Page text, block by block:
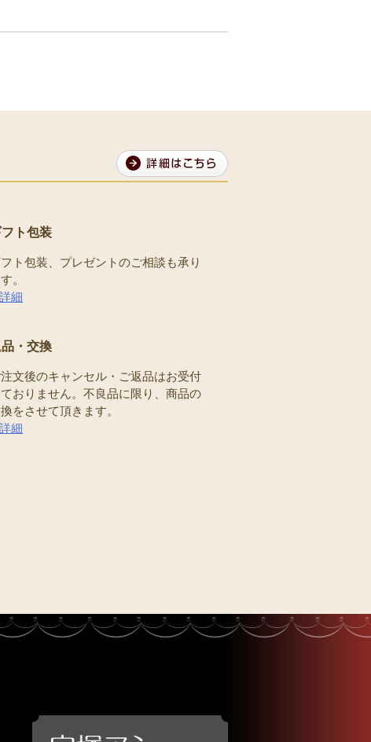
フト包装
ト包装、プレゼントのご相談も承り
。
詳細
・交換
注文後のキャンセル・ご返品はお受付
ておりません。不良品に限り、商品の
をさせて頂きます。
詳細